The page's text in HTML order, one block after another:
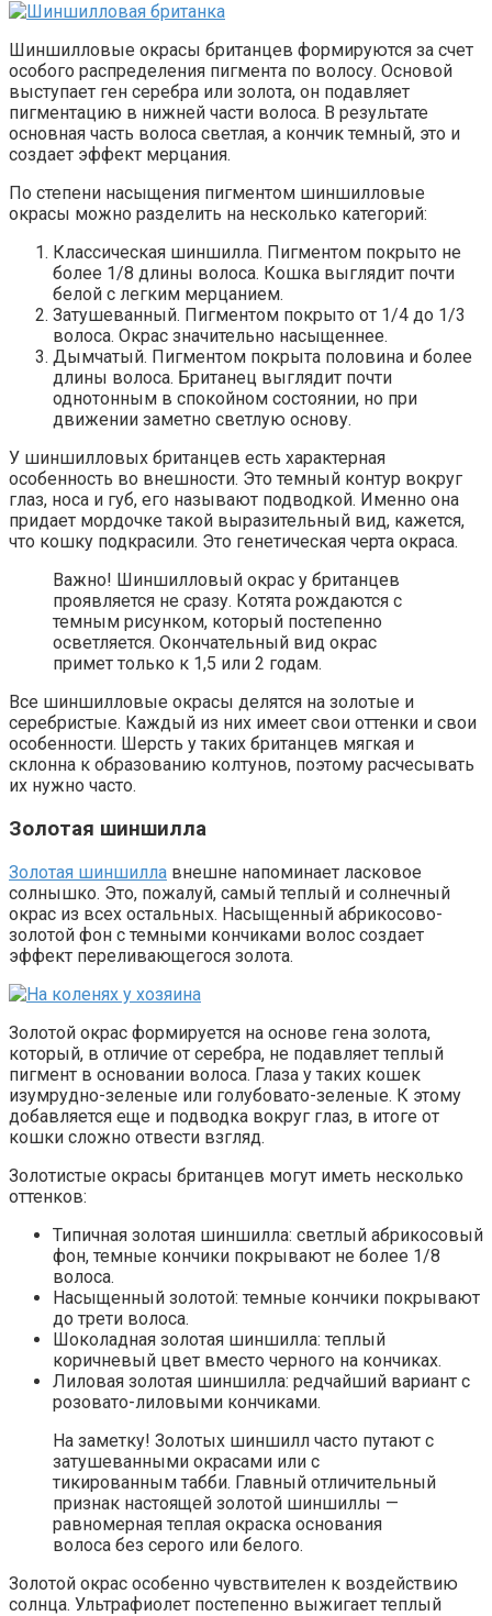
Шиншилловые окрасы британцев формируются за счет
особого распределения пигмента по волосу. Основой
выступает ген серебра или золота, он подавляет
пигментацию в нижней части волоса. В результате
основная часть волоса светлая, а кончик темный, это и
создает эффект мерцания.
По степени насыщения пигментом шиншилловые
окрасы можно разделить на несколько категорий:
Классическая шиншилла. Пигментом покрыто не
более 1/8 длины волоса. Кошка выглядит почти
белой с легким мерцанием.
Затушеванный. Пигментом покрыто от 1/4 до 1/3
волоса. Окрас значительно насыщеннее.
Дымчатый. Пигментом покрыта половина и более
длины волоса. Британец выглядит почти
однотонным в спокойном состоянии, но при
движении заметно светлую основу.
У шиншилловых британцев есть характерная
особенность во внешности. Это темный контур вокруг
глаз, носа и губ, его называют подводкой. Именно она
придает мордочке такой выразительный вид, кажется,
что кошку подкрасили. Это генетическая черта окраса.
Важно! Шиншилловый окрас у британцев
проявляется не сразу. Котята рождаются с
темным рисунком, который постепенно
осветляется. Окончательный вид окрас
примет только к 1,5 или 2 годам.
Все шиншилловые окрасы делятся на золотые и
серебристые. Каждый из них имеет свои оттенки и свои
особенности. Шерсть у таких британцев мягкая и
склонна к образованию колтунов, поэтому расчесывать
их нужно часто.
Золотая шиншилла
Золотая шиншилла внешне напоминает ласковое
солнышко. Это, пожалуй, самый теплый и солнечный
окрас из всех остальных. Насыщенный абрикосово-
золотой фон с темными кончиками волос создает
эффект переливающегося золота.
Золотой окрас формируется на основе гена золота,
который, в отличие от серебра, не подавляет теплый
пигмент в основании волоса. Глаза у таких кошек
изумрудно-зеленые или голубовато-зеленые. К этому
добавляется еще и подводка вокруг глаз, в итоге от
кошки сложно отвести взгляд.
Золотистые окрасы британцев могут иметь несколько
оттенков:
Типичная золотая шиншилла: светлый абрикосовый
фон, темные кончики покрывают не более 1/8
волоса.
Насыщенный золотой: темные кончики покрывают
до трети волоса.
Шоколадная золотая шиншилла: теплый
коричневый цвет вместо черного на кончиках.
Лиловая золотая шиншилла: редчайший вариант с
розовато-лиловыми кончиками.
На заметку! Золотых шиншилл часто путают с
затушеванными окрасами или с
тикированным табби. Главный отличительный
признак настоящей золотой шиншиллы —
равномерная теплая окраска основания
волоса без серого или белого.
Золотой окрас особенно чувствителен к воздействию
солнца. Ультрафиолет постепенно выжигает теплый